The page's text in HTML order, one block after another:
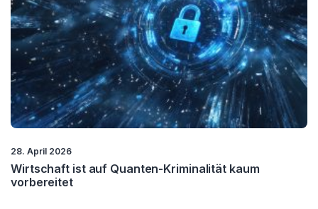
28. April 2026
Wirtschaft ist auf Quanten-Kriminalität kaum
vorbereitet